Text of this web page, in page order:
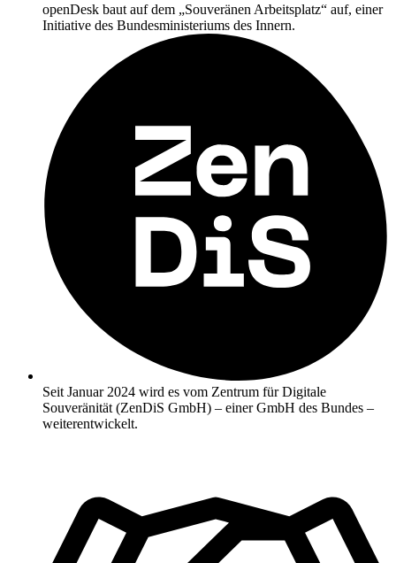
openDesk baut auf dem „Souveränen Arbeitsplatz“ auf, einer
Initiative des Bundesministeriums des Innern.
Seit Januar 2024 wird es vom Zentrum für Digitale
Souveränität (ZenDiS GmbH) – einer GmbH des Bundes –
weiterentwickelt.